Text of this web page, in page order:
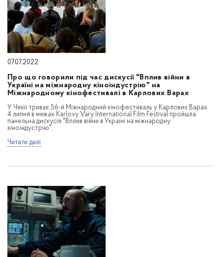
07.07.2022
Про що говорили під час дискусії "Вплив війни в
Україні на міжнародну кіноіндустрію" на
Міжнародному кінофестивалі в Карлових Варах
У Чехії триває 56-й Міжнародний кінофестиваль у Карлових Варах.
4 липня в межах Karlovy Vary International Film Festival пройшла
панельна дискусія "Вплив війни в Україні на міжнародну
кіноіндустрію".
Читати далі